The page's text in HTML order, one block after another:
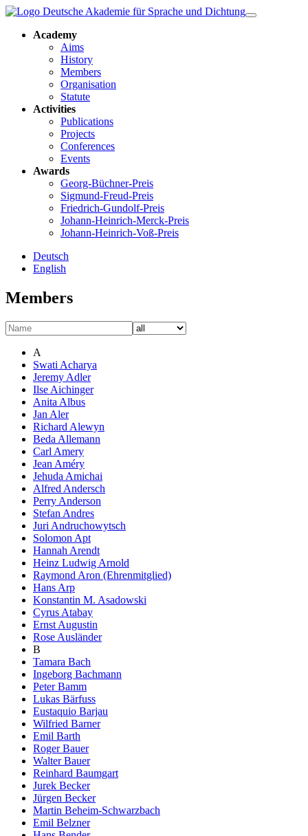
Academy
Aims
History
Members
Organisation
Statute
Activities
Publications
Projects
Conferences
Events
Awards
Georg-Büchner-Preis
Sigmund-Freud-Preis
Friedrich-Gundolf-Preis
Johann-Heinrich-Merck-Preis
Johann-Heinrich-Voß-Preis
Deutsch
English
Members
A
Swati Acharya
Jeremy Adler
Ilse Aichinger
Anita Albus
Jan Aler
Richard Alewyn
Beda Allemann
Carl Amery
Jean Améry
Jehuda Amichai
Alfred Andersch
Perry Anderson
Stefan Andres
Juri Andruchowytsch
Solomon Apt
Hannah Arendt
Heinz Ludwig Arnold
Raymond Aron (Ehrenmitglied)
Hans Arp
Konstantin M. Asadowski
Cyrus Atabay
Ernst Augustin
Rose Ausländer
B
Tamara Bach
Ingeborg Bachmann
Peter Bamm
Lukas Bärfuss
Eustaquio Barjau
Wilfried Barner
Emil Barth
Roger Bauer
Walter Bauer
Reinhard Baumgart
Jurek Becker
Jürgen Becker
Martin Beheim-Schwarzbach
Emil Belzner